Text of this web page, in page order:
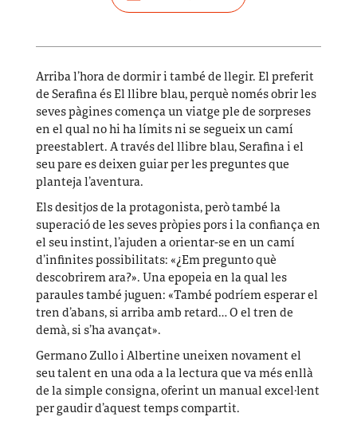
Arriba l’hora de dormir i també de llegir. El preferit
de Serafina és El llibre blau, perquè només obrir les
seves pàgines comença un viatge ple de sorpreses
en el qual no hi ha límits ni se segueix un camí
preestablert. A través del llibre blau, Serafina i el
seu pare es deixen guiar per les preguntes que
planteja l’aventura.
Els desitjos de la protagonista, però també la
superació de les seves pròpies pors i la confiança en
el seu instint, l’ajuden a orientar-se en un camí
d’infinites possibilitats: «¿Em pregunto què
descobrirem ara?». Una epopeia en la qual les
paraules també juguen: «També podríem esperar el
tren d’abans, si arriba amb retard… O el tren de
demà, si s’ha avançat».
Germano Zullo i Albertine uneixen novament el
seu talent en una oda a la lectura que va més enllà
de la simple consigna, oferint un manual excel·lent
per gaudir d’aquest temps compartit.